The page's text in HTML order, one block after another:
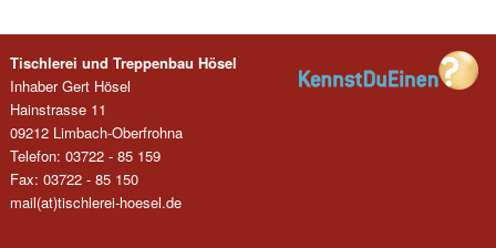
Tischlerei und Treppenbau Hösel
Inhaber Gert Hösel
Hainstrasse 11
09212 Limbach-Oberfrohna
Telefon: 03722 - 85 159
Fax: 03722 - 85 150
mail(at)tischlerei-hoesel.de